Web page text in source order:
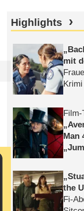
Highlights
mit
Film-
Man
the
Fi-